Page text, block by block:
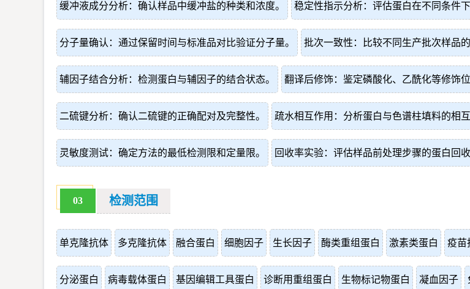
缓冲液成分分析：确认样品中缓冲盐的种类和浓度。 稳定性指示分析：评估蛋白在不同条件下
分子量确认：通过保留时间与标准品对比验证分子量。 批次一致性：比较不同生产批次样品的
辅因子结合分析：检测蛋白与辅因子的结合状态。 翻译后修饰：鉴定磷酸化、乙酰化等修饰位
二硫键分析：确认二硫键的正确配对及完整性。 疏水相互作用：分析蛋白与色谱柱填料的相互
灵敏度测试：确定方法的最低检测限和定量限。 回收率实验：评估样品前处理步骤的蛋白回收
03 检测范围
单克隆抗体 多克隆抗体 融合蛋白 细胞因子 生长因子 酶类重组蛋白 激素类蛋白 疫苗
分泌蛋白 病毒载体蛋白 基因编辑工具蛋白 诊断用重组蛋白 生物标记物蛋白 凝血因子